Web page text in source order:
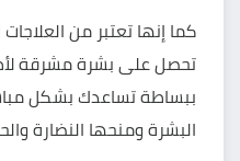
كما إنها تعتبر من
تحصل على بشرة مشرقة
ببساطة تساعدك بشكل
البشرة ومنحها النضارة